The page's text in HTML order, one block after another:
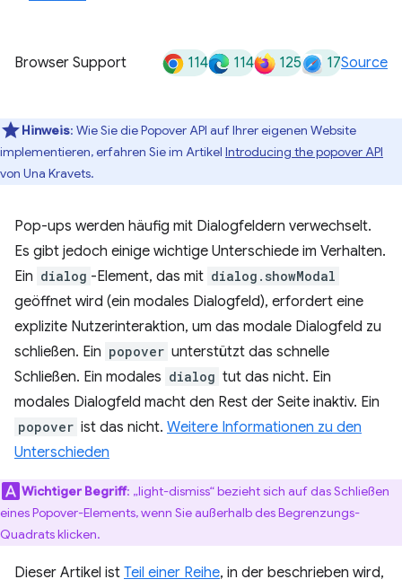
Browser Support 114 114 125 17Source
Hinweis: Wie Sie die Popover API auf Ihrer eigenen Website
implementieren, erfahren Sie im Artikel Introducing the popover API
von Una Kravets.
Pop-ups werden häufig mit Dialogfeldern verwechselt.
Es gibt jedoch einige wichtige Unterschiede im Verhalten.
Ein dialog -Element, das mit dialog.showModal
geöffnet wird (ein modales Dialogfeld), erfordert eine
explizite Nutzerinteraktion, um das modale Dialogfeld zu
schließen. Ein popover unterstützt das schnelle
Schließen. Ein modales dialog tut das nicht. Ein
modales Dialogfeld macht den Rest der Seite inaktiv. Ein
popover ist das nicht. Weitere Informationen zu den
Unterschieden
Wichtiger Begriff: „light-dismiss“ bezieht sich auf das Schließen
eines Popover-Elements, wenn Sie außerhalb des Begrenzungs-
Quadrats klicken.
Dieser Artikel ist Teil einer Reihe, in der beschrieben wird,